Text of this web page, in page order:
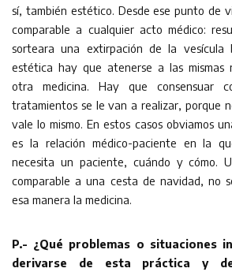
sí, también estético. Desde ese punto de
comparable a cualquier acto médico:
sorteara una extirpación de la vesícula
estética hay que atenerse a las mismas
otra medicina. Hay que consensuar
tratamientos se le van a realizar, porque
vale lo mismo. En estos casos obviamos
es la relación médico-paciente en la
necesita un paciente, cuándo y cómo.
comparable a una cesta de navidad, no
esa manera la medicina.
P.- ¿Qué problemas o situaciones
derivarse de esta práctica y